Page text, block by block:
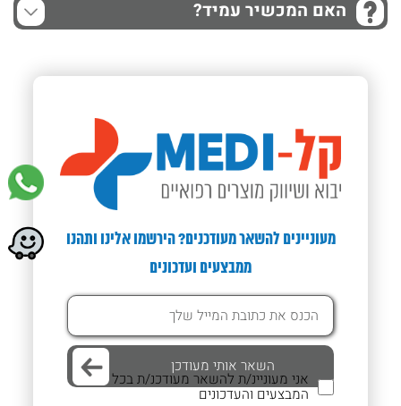
האם המכשיר עמיד?
מעוניינים להשאר מעודכנים? הירשמו אלינו ותהנו
ממבצעים ועדכונים
אני מעוניינ/ת להשאר מעודכנ/ת בכל
המבצעים והעדכונים